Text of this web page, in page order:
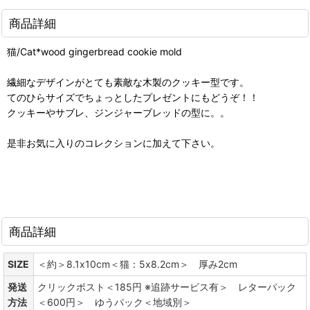
商品詳細
猫/Cat*wood gingerbread cookie mold
繊細なデザインがとても素敵な木製のクッキー型です。
てのひらサイズでちょっとしたプレゼントにもどうぞ！！
クッキーやサブレ、ジンジャーブレッドの型に。。
是非お気に入りのコレクションに加えて下さい。
商品詳細
SIZE
＜約＞8.1x10cm＜猫：5x8.2cm＞ 厚み2cm
発送
方法
クリックポスト＜185円 ※追跡サービス有＞ レターパック
＜600円＞ ゆうパック＜地域別＞